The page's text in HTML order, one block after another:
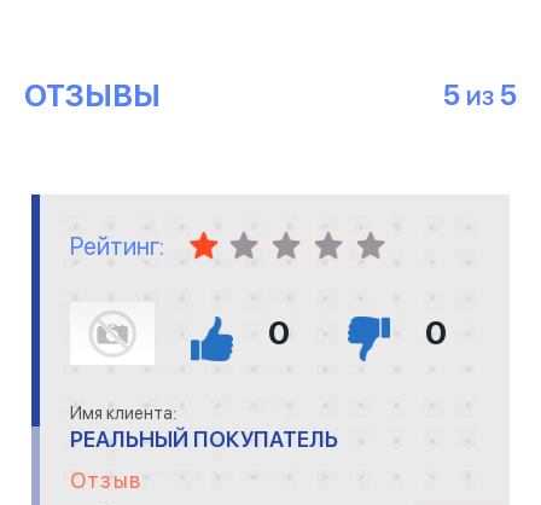
ОТЗЫВЫ 5 ИЗ 5
Рейтинг:
0 0
Имя клиента:
РЕАЛЬНЫЙ ПОКУПАТЕЛЬ
Отзыв